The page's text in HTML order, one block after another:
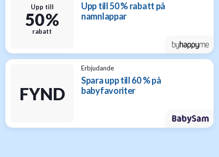
Upp till
50 %
rabatt
Upp till 50 % rabatt på
namnlappar
FYND
Erbjudande
Spara upp till 60 % på
babyfavoriter